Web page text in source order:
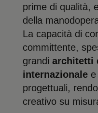
prime di qualità,
della
La capacità di
committente,
grandi architetti
internazionale
progettuali,
creativo su